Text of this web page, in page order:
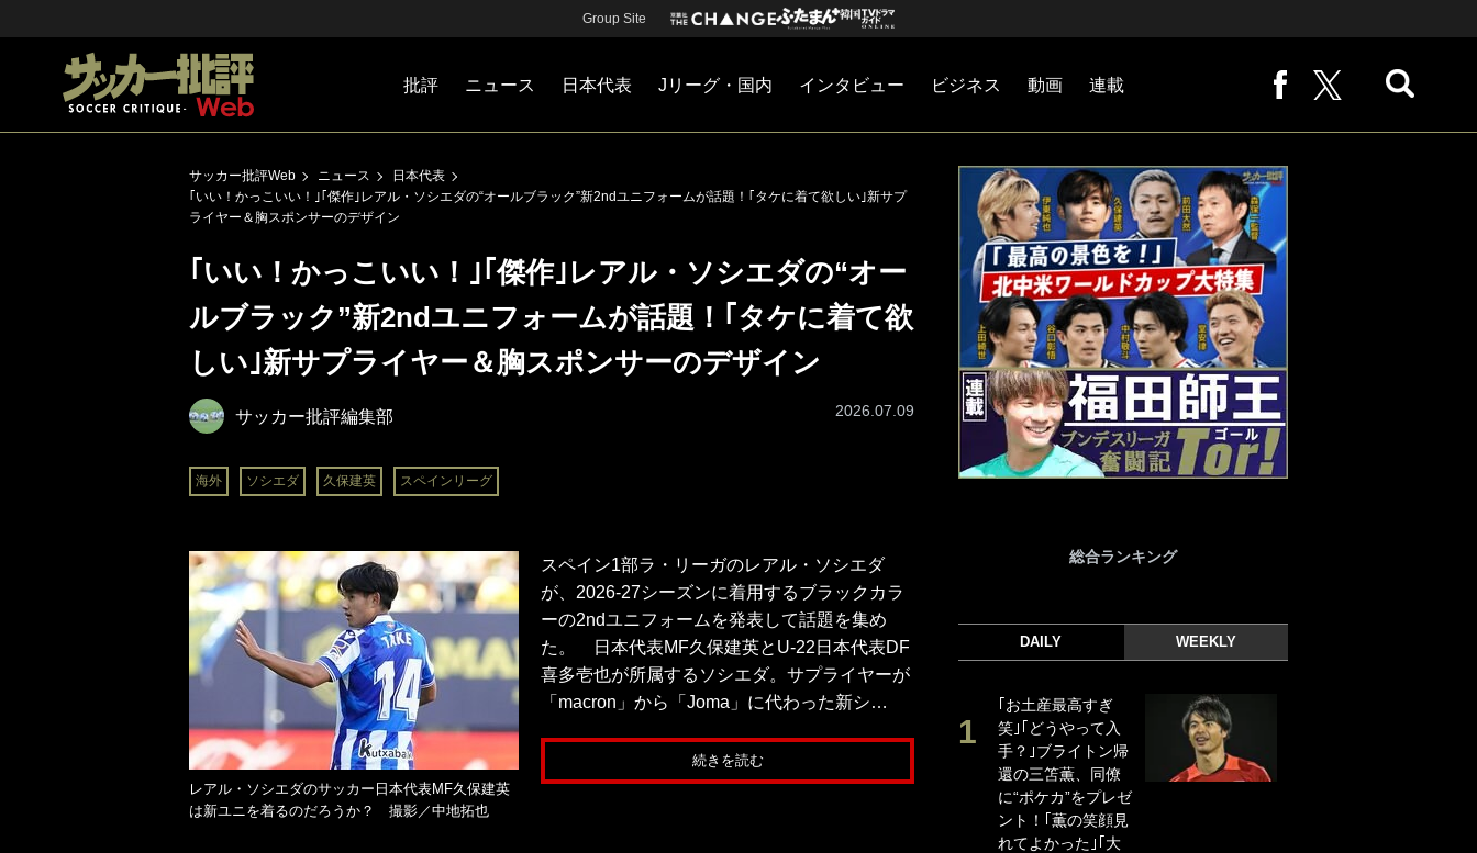
Group Site
批評 ニュース 日本代表 Jリーグ・国内 インタビュー ビジネス 動画 連載
サッカー批評Web ニュース
日本代表
｢いい！かっこいい！｣｢傑作｣レアル・ソシエダの“オールブラック”新2ndユニフォームが話題！｢タケに着て欲しい｣新サプ
ライヤー＆胸スポンサーのデザイン
｢いい！かっこいい！｣｢傑作｣レアル・ソシエダの“オー
ルブラック”新2ndユニフォームが話題！｢タケに着て欲
しい｣新サプライヤー＆胸スポンサーのデザイン
サッカー批評編集部
海外 ソシエダ 久保建英 スペインリーグ
2026.07.09
レアル・ソシエダのサッカー日本代表MF久保建英
は新ユニを着るのだろうか？ 撮影／中地拓也
スペイン1部ラ・リーガのレアル・ソシエダ
が、2026-27シーズンに着用するブラックカラ
ーの2ndユニフォームを発表して話題を集め
た。 日本代表MF久保建英とU-22日本代表DF
喜多壱也が所属するソシエダ。サプライヤーが
「macron」から「Joma」に代わった新シ…
続きを読む
総合ランキング
DAILY WEEKLY
｢お土産最高すぎ
笑｣｢どうやって入
手？｣ブライトン帰
還の三笘薫、同僚
に“ポケカ”をプレゼ
ント！｢薫の笑顔見
れてよかった｣｢大